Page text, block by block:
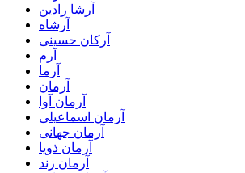
آرشا رادین
آرشاه
آرکان حسینی
آرم
آرما
آرمان
آرمان آوا
آرمان اسماعیلی
آرمان جهانی
آرمان ذویا
آرمان زند